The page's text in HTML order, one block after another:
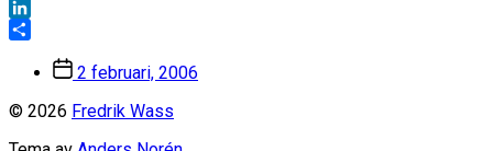
X
LinkedIn
Inläggsdatum
2 februari, 2006
© 2026 Fredrik Wass